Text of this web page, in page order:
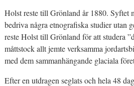
Holst reste till Grönland år 1880. Syftet
bedriva några etnografiska studier utan
reste Holst till Grönland för att studera
måttstock allt jemte verksamma
med dem sammanhängande glaciala
Efter en utdragen seglats och hela 48